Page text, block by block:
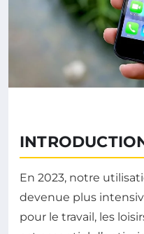
En 2023, notre
devenue plus
pour le travail, les